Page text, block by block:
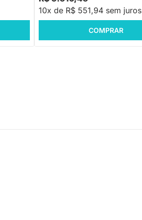
10x de R$ 551,94 sem juros
COMPRAR